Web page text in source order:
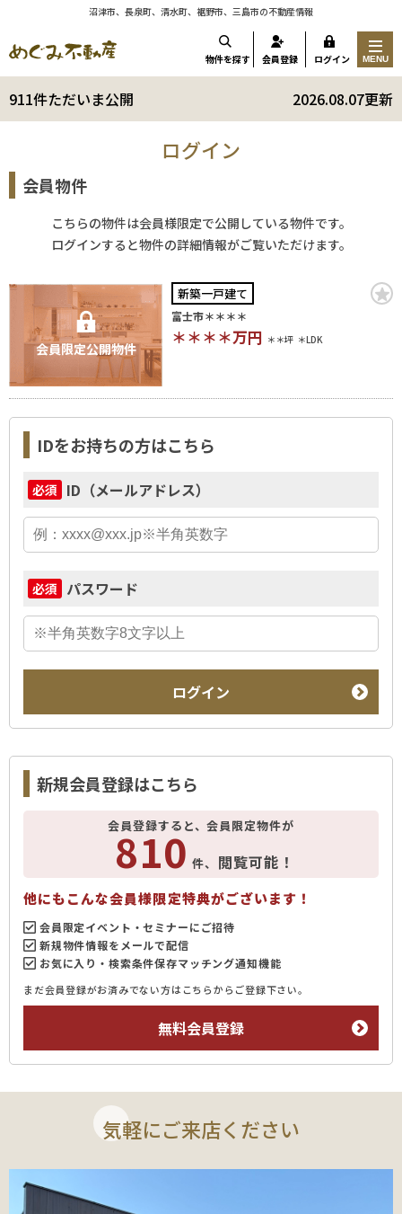
沼津市、長泉町、清水町、裾野市、三島市の不動産情報
911件ただいま公開 2026.08.07更新
物件を探す 会員登録 ログイン MENU
ログイン
会員物件
こちらの物件は会員様限定で公開している物件です。
ログインすると物件の詳細情報がご覧いただけます。
会員限定公開物件
新築一戸建て
富士市＊＊＊＊
＊＊＊＊万円 ＊＊坪 ＊LDK
IDをお持ちの方はこちら
必須 ID（メールアドレス）
必須 パスワード
ログイン
新規会員登録はこちら
会員登録すると、会員限定物件が
810 件、 閲覧可能！
他にもこんな会員様限定特典がございます！
会員限定イベント・セミナーにご招待
新規物件情報をメールで配信
お気に入り・検索条件保存マッチング通知機能
まだ会員登録がお済みでない方はこちらからご登録下さい。
無料会員登録
気軽にご来店ください